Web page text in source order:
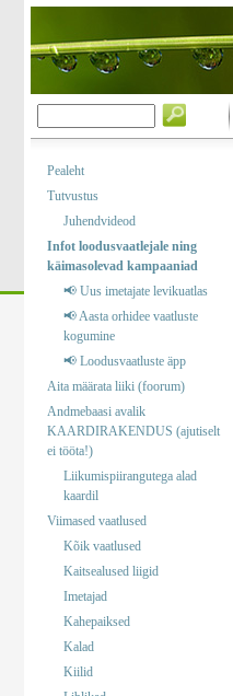
Pealeht
Tutvustus
Juhendvideod
Infot loodusvaatlejale ning
käimasolevad kampaaniad
📢 Uus imetajate levikuatlas
📢 Aasta orhidee vaatluste
kogumine
📢 Loodusvaatluste äpp
Aita määrata liiki (foorum)
Andmebaasi avalik
KAARDIRAKENDUS (ajutiselt
ei tööta!)
Liikumispiirangutega alad
kaardil
Viimased vaatlused
Kõik vaatlused
Kaitsealused liigid
Imetajad
Kahepaiksed
Kalad
Kiilid